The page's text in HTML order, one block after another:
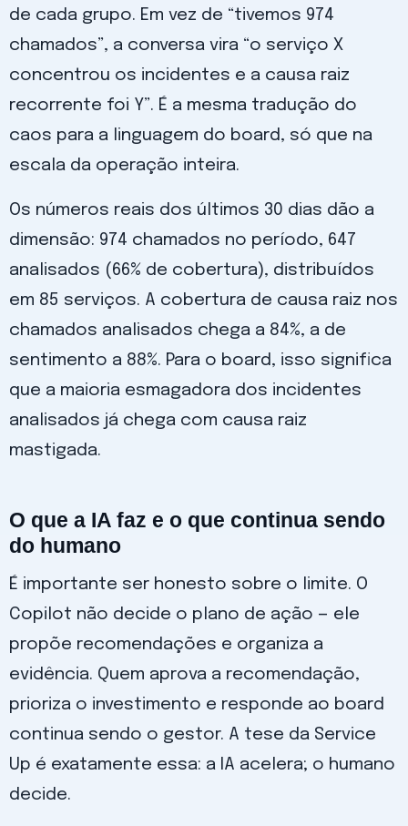
de cada grupo. Em vez de “tivemos 974
chamados”, a conversa vira “o serviço X
concentrou os incidentes e a causa raiz
recorrente foi Y”. É a mesma tradução do
caos para a linguagem do board, só que na
escala da operação inteira.
Os números reais dos últimos 30 dias dão a
dimensão: 974 chamados no período, 647
analisados (66% de cobertura), distribuídos
em 85 serviços. A cobertura de causa raiz nos
chamados analisados chega a 84%, a de
sentimento a 88%. Para o board, isso significa
que a maioria esmagadora dos incidentes
analisados já chega com causa raiz
mastigada.
O que a IA faz e o que continua sendo
do humano
É importante ser honesto sobre o limite. O
Copilot não decide o plano de ação — ele
propõe recomendações e organiza a
evidência. Quem aprova a recomendação,
prioriza o investimento e responde ao board
continua sendo o gestor. A tese da Service
Up é exatamente essa: a IA acelera; o humano
decide.